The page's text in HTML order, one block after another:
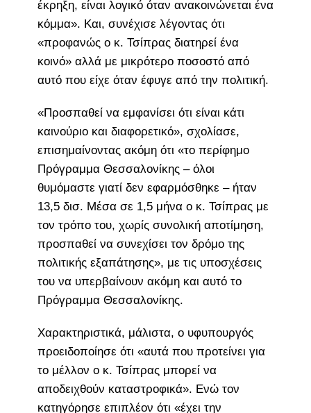
έκρηξη, είναι λογικό όταν ανακοινώνεται ένα
κόμμα». Και, συνέχισε λέγοντας ότι
«προφανώς ο κ. Τσίπρας διατηρεί ένα
κοινό» αλλά με μικρότερο ποσοστό από
αυτό που είχε όταν έφυγε από την πολιτική.
«Προσπαθεί να εμφανίσει ότι είναι κάτι
καινούριο και διαφορετικό», σχολίασε,
επισημαίνοντας ακόμη ότι «το περίφημο
Πρόγραμμα Θεσσαλονίκης – όλοι
θυμόμαστε γιατί δεν εφαρμόσθηκε – ήταν
13,5 δισ. Μέσα σε 1,5 μήνα ο κ. Τσίπρας με
τον τρόπο του, χωρίς συνολική αποτίμηση,
προσπαθεί να συνεχίσει τον δρόμο της
πολιτικής εξαπάτησης», με τις υποσχέσεις
του να υπερβαίνουν ακόμη και αυτό το
Πρόγραμμα Θεσσαλονίκης.
Χαρακτηριστικά, μάλιστα, ο υφυπουργός
προειδοποίησε ότι «αυτά που προτείνει για
το μέλλον ο κ. Τσίπρας μπορεί να
αποδειχθούν καταστροφικά». Ενώ τον
κατηγόρησε επιπλέον ότι «έχει την